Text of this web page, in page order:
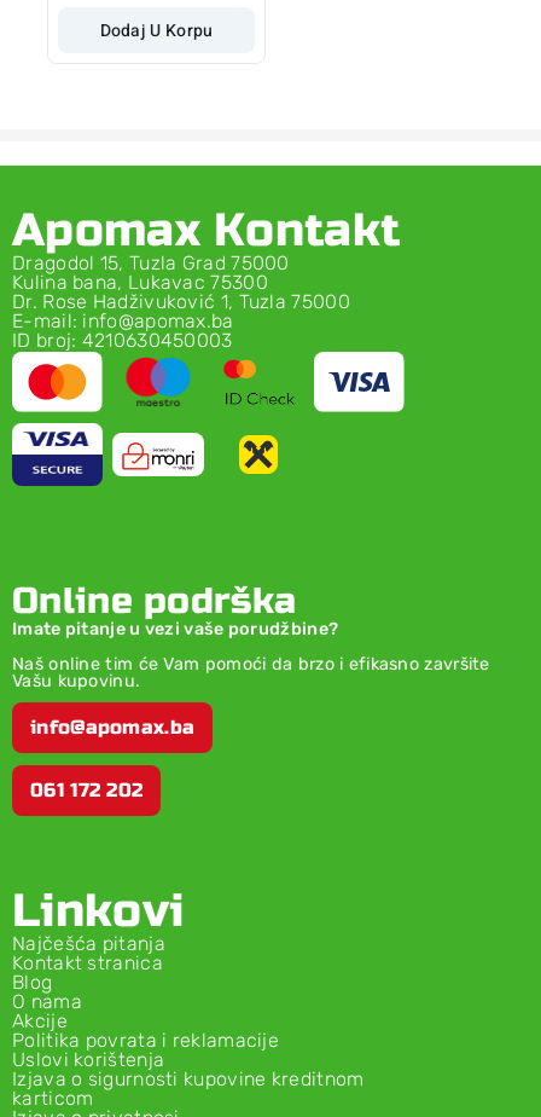
Dodaj U Korpu
Apomax Kontakt
Dragodol 15, Tuzla Grad 75000
Kulina bana, Lukavac 75300
Dr. Rose Hadživuković 1, Tuzla 75000
E-mail: info@apomax.ba
ID broj: 4210630450003
Online podrška
Imate pitanje u vezi vaše porudžbine?
Naš online tim će Vam pomoći da brzo i efikasno završite
Vašu kupovinu.
info@apomax.ba
061 172 202
Linkovi
Najčešća pitanja
Kontakt stranica
Blog
O nama
Akcije
Politika povrata i reklamacije
Uslovi korištenja
Izjava o sigurnosti kupovine kreditnom
karticom